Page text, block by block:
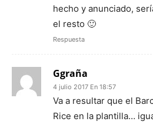
hecho y anunciado,
el resto 🙂
Respuesta
Ggraña
4 julio 2017 En 18:57
Va a resultar que el
Rice en la plantilla…